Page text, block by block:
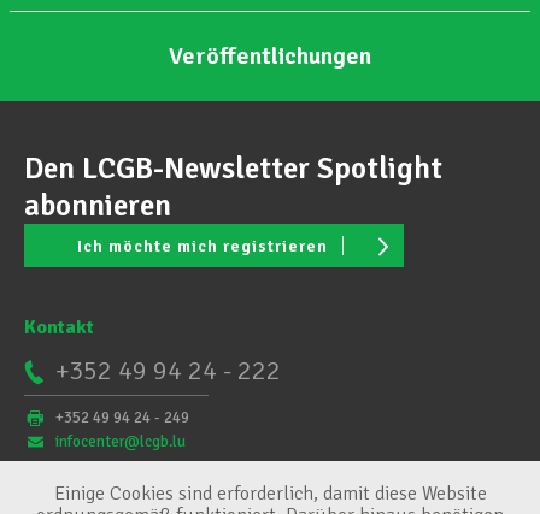
Veröffentlichungen
Den LCGB-Newsletter Spotlight
abonnieren
Ich möchte mich registrieren
Kontakt
+352 49 94 24 - 222
+352 49 94 24 - 249
infocenter@lcgb.lu
Einige Cookies sind erforderlich, damit diese Website